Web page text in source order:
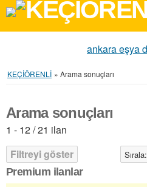
ankara eşya
KEÇİÖRENLİ » Arama sonuçları
Arama sonuçları
1 - 12 / 21 ilan
Filtreyi göster
Sırala:
Premium ilanlar